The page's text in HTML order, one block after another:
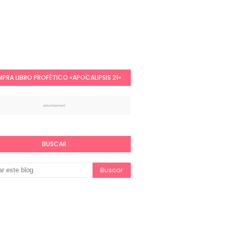
LIBRO PROFÉTICO «APOCALIPSIS 21»
BUSCAR